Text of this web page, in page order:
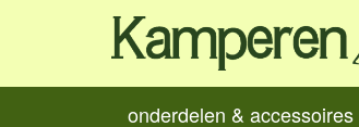
onderdelen & accessoires